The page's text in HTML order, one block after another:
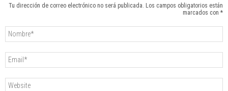
Tu dirección de correo electrónico no será publicada. Los campos obligatorios están
marcados con *